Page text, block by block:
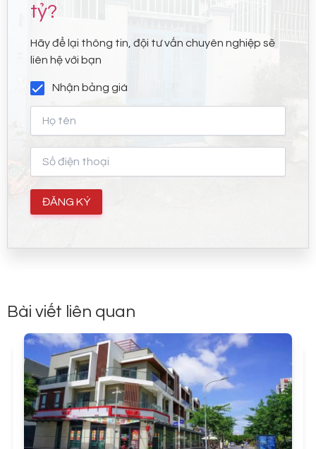
tỷ?
Hãy để lại thông tin, đội tư vấn chuyên nghiệp sẽ
liên hệ với bạn
Nhận bảng giá
Bài viết liên quan